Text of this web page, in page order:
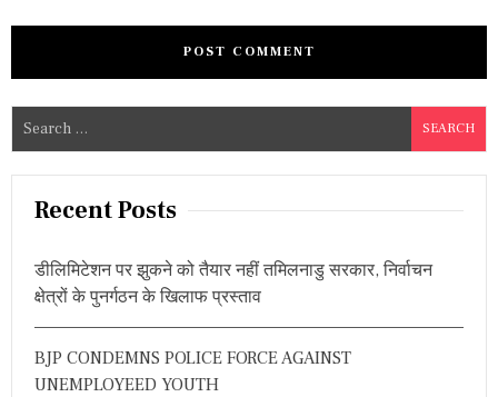
a
Recent Posts
डीलिमिटेशन पर झुकने को तैयार नहीं तमिलनाडु सरकार, निर्वाचन
क्षेत्रों के पुनर्गठन के खिलाफ प्रस्ताव
BJP CONDEMNS POLICE FORCE AGAINST
UNEMPLOYEED YOUTH